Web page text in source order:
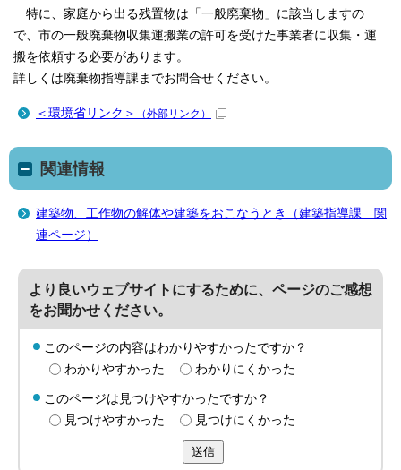
特に、家庭から出る残置物は「一般廃棄物」に該当しますの
で、市の一般廃棄物収集運搬業の許可を受けた事業者に収集・運
搬を依頼する必要があります。
詳しくは廃棄物指導課までお問合せください。
＜環境省リンク＞ （外部リンク）
関連情報
建築物、工作物の解体や建築をおこなうとき（建築指導課 関
連ページ）
より良いウェブサイトにするために、ページのご感想
をお聞かせください。
このページの内容はわかりやすかったですか？
わかりやすかった
わかりにくかった
このページは見つけやすかったですか？
見つけやすかった
見つけにくかった
送信